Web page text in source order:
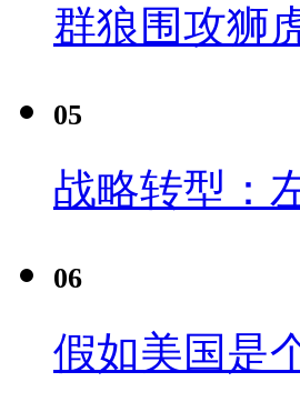
群狼围攻狮
05
战略转型：
06
假如美国是